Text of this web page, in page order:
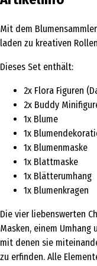
Mit dem
laden zu kreativen
Dieses Set enthält:
2x Flora Figuren
2x Buddy
1x Blume
1x
1x Blumenmaske
1x Blattmaske
1x Blätterumhang
1x Blumenkragen
Die vier liebenswerten
Masken, einem
mit denen sie
zu erfinden. Alle